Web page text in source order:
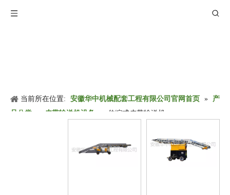
当前所在位置: 安徽华中机械配套工程有限公司官网首页 »
产
品分类
皮带输送机设备 伸缩式皮带输送机